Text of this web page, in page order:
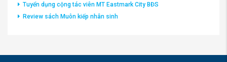
Tuyển dụng cộng tác viên MT Eastmark City BĐS
Review sách Muôn kiếp nhân sinh